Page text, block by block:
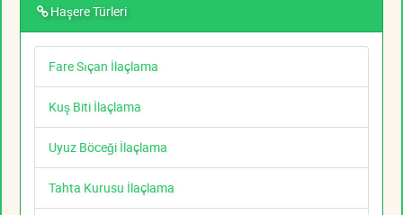
Haşere Türleri
Fare Sıçan İlaçlama
Kuş Biti İlaçlama
Uyuz Böceği İlaçlama
Tahta Kurusu İlaçlama